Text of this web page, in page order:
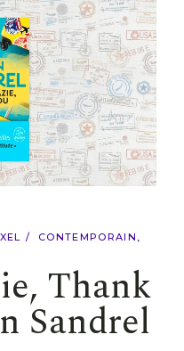
CONTEMPORAIN
Thank
Sandrel